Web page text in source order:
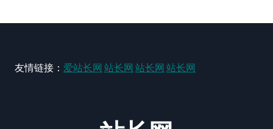
友情链接： 爱站长网 站长网 站长网 站长网